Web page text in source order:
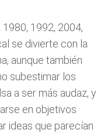
1992, 2004,
se divierte con la
aunque también
subestimar los
a ser más audaz, y
en objetivos
ideas que parecían